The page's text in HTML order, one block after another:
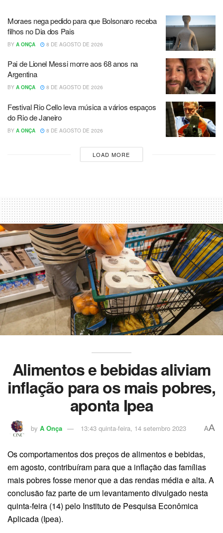
Moraes nega pedido para que Bolsonaro receba
filhos no Dia dos Pais
BY A ONÇA 8 DE AGOSTO DE 2026
Pai de Lionel Messi morre aos 68 anos na
Argentina
BY A ONÇA 8 DE AGOSTO DE 2026
Festival Rio Cello leva música a vários espaços
do Rio de Janeiro
BY A ONÇA 8 DE AGOSTO DE 2026
LOAD MORE
Alimentos e bebidas aliviam
inflação para os mais pobres,
aponta Ipea
by A Onça 13:43 quinta-feira, 14 setembro 2023 AA
Os comportamentos dos preços de alimentos e bebidas,
em agosto, contribuíram para que a inflação das famílias
mais pobres fosse menor que a das rendas média e alta. A
conclusão faz parte de um levantamento divulgado nesta
quinta-feira (14) pelo Instituto de Pesquisa Econômica
Aplicada (Ipea).